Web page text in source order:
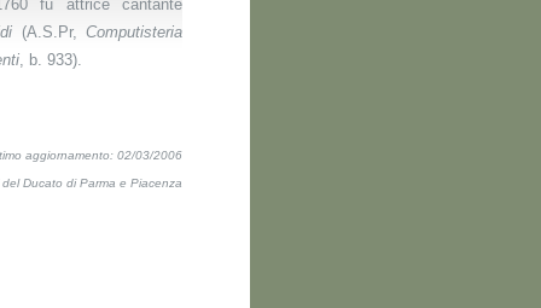
fu attrice cantante
(A.S.Pr, Computisteria
, b. 933).
aggiornamento: 02/03/2006
Ducato di Parma e Piacenza